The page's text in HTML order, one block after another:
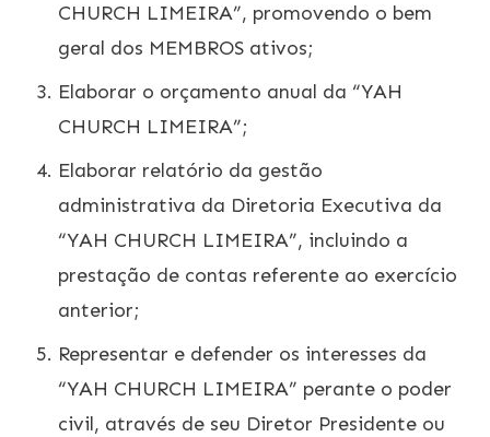
CHURCH LIMEIRA”, promovendo o bem
geral dos MEMBROS ativos;
Elaborar o orçamento anual da “YAH
CHURCH LIMEIRA”;
Elaborar relatório da gestão
administrativa da Diretoria Executiva da
“YAH CHURCH LIMEIRA”, incluindo a
prestação de contas referente ao exercício
anterior;
Representar e defender os interesses da
“YAH CHURCH LIMEIRA” perante o poder
civil, através de seu Diretor Presidente ou